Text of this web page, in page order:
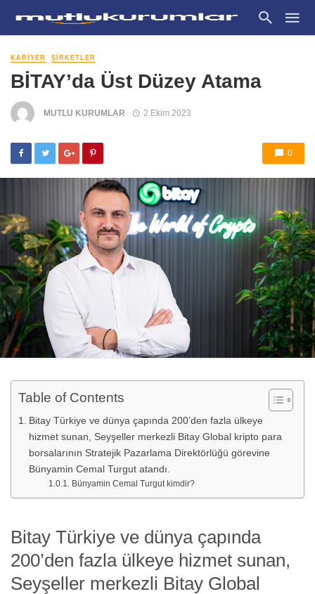
KARIYER ŞIRKETLER
BİTAY’da Üst Düzey Atama
MUTLU KURUMLAR 2 Ekim 2023
0
Table of Contents
Bitay Türkiye ve dünya çapında 200’den fazla ülkeye
hizmet sunan, Seyşeller merkezli Bitay Global kripto para
borsalarının Stratejik Pazarlama Direktörlüğü görevine
Bünyamin Cemal Turgut atandı.
Bünyamin Cemal Turgut kimdir?
Bitay Türkiye ve dünya çapında
200’den fazla ülkeye hizmet sunan,
Seyşeller merkezli Bitay Global